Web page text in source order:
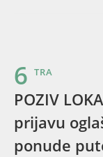
6 TRA
POZIV
prijavu
ponude